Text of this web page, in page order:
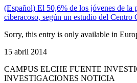
(Español) El 50,6% de los jóvenes de la
ciberacoso, según un estudio del
Sorry, this entry is only available in
15 abril 2014
CAMPUS ELCHE FUENTE
INVESTIGACIONES NOTICIA